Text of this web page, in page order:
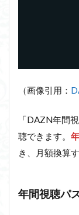
（画像引用：
「DAZN年間
聴できます。
き、月額換算
年間視聴パ